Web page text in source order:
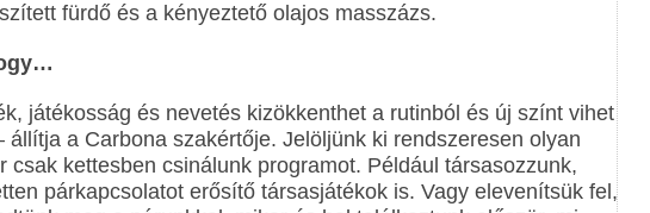
fürdő és a kényeztető olajos masszázs.
játékosság és nevetés kizökkenthet a rutinból és új színt vihet
állítja a Carbona szakértője. Jelöljünk ki rendszeresen olyan
csak kettesben csinálunk programot. Például társasozzunk,
párkapcsolatot erősítő társasjátékok is. Vagy elevenítsük fel,